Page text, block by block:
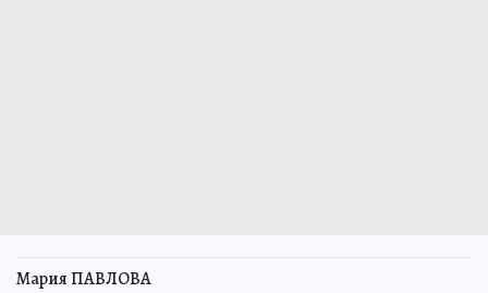
Мария ПАВЛОВА